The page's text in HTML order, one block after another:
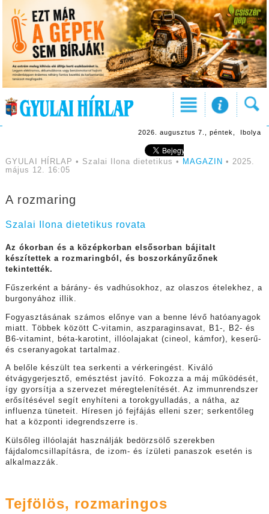
2026. augusztus 7., péntek, Ibolya
GYULAI HÍRLAP • Szalai Ilona dietetikus • MAGAZIN • 2025.
május 12. 16:05
A rozmaring
Szalai Ilona dietetikus rovata
Az ókorban és a középkorban elsősorban bájitalt
készítettek a rozmaringból, és boszorkányűzőnek
tekintették.
Fűszerként a bárány- és vadhúsokhoz, az olaszos ételekhez, a
burgonyához illik.
Fogyasztásának számos előnye van a benne lévő hatóanyagok
miatt. Többek között C-vitamin, aszparaginsavat, B1-, B2- és
B6-vitamint, béta-karotint, illóolajakat (cineol, kámfor), keserű-
és cseranyagokat tartalmaz.
A belőle készült tea serkenti a vérkeringést. Kiváló
étvágygerjesztő, emésztést javító. Fokozza a máj működését,
így gyorsítja a szervezet méregtelenítését. Az immunrendszer
erősítésével segít enyhíteni a torokgyulladás, a nátha, az
influenza tüneteit. Híresen jó fejfájás elleni szer; serkentőleg
hat a központi idegrendszerre is.
Külsőleg illóolaját használják bedörzsölő szerekben
fájdalomcsillapításra, de izom- és ízületi panaszok esetén is
alkalmazzák.
Tejfölös, rozmaringos